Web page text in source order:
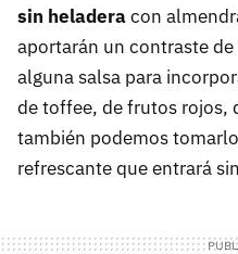
sin heladeracon
aportarán un contraste
alguna salsa para
de toffee, de frutos rojos,
también podemos
refrescante que entrará